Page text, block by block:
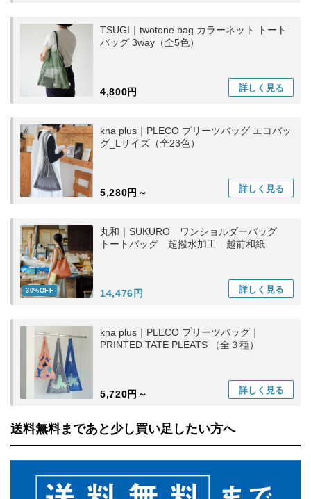
TSUGI｜twotone bag カラーネット トート
バッグ 3way（全5色）
4,800円 詳しく 見る
kna plus｜PLECO プリーツバッグ エコバッ
グ_Lサイズ（全23色）
5,280円～ 詳しく 見る
30%OFF
丸和｜SUKURO ワンショルダーバッグ
トートバッグ 超撥水加工 越前和紙
14,476円 詳しく 見る
kna plus｜PLECO プリーツバッグ｜
PRINTED TATE PLEATS （全３種）
5,720円～ 詳しく 見る
送料無料まであと少し買い足したい方へ